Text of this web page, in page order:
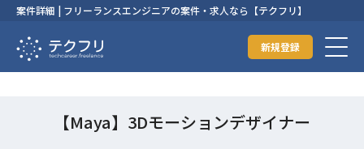
案件詳細 | フリーランスエンジニアの案件・求人なら【テクフリ】
新規登録
【Maya】3Dモーションデザイナー